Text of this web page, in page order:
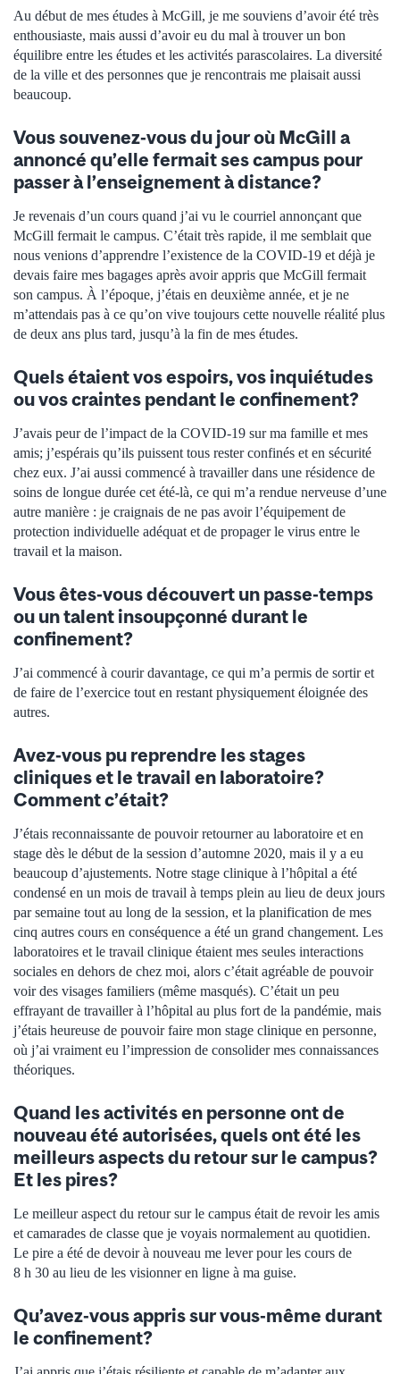
Au début de mes études à McGill, je me souviens d’avoir été très
enthousiaste, mais aussi d’avoir eu du mal à trouver un bon
équilibre entre les études et les activités parascolaires. La diversité
de la ville et des personnes que je rencontrais me plaisait aussi
beaucoup.
Vous souvenez-vous du jour où McGill a
annoncé qu’elle fermait ses campus pour
passer à l’enseignement à distance?
Je revenais d’un cours quand j’ai vu le courriel annonçant que
McGill fermait le campus. C’était très rapide, il me semblait que
nous venions d’apprendre l’existence de la COVID-19 et déjà je
devais faire mes bagages après avoir appris que McGill fermait
son campus. À l’époque, j’étais en deuxième année, et je ne
m’attendais pas à ce qu’on vive toujours cette nouvelle réalité plus
de deux ans plus tard, jusqu’à la fin de mes études.
Quels étaient vos espoirs, vos inquiétudes
ou vos craintes pendant le confinement?
J’avais peur de l’impact de la COVID-19 sur ma famille et mes
amis; j’espérais qu’ils puissent tous rester confinés et en sécurité
chez eux. J’ai aussi commencé à travailler dans une résidence de
soins de longue durée cet été-là, ce qui m’a rendue nerveuse d’une
autre manière : je craignais de ne pas avoir l’équipement de
protection individuelle adéquat et de propager le virus entre le
travail et la maison.
Vous êtes-vous découvert un passe-temps
ou un talent insoupçonné durant le
confinement?
J’ai commencé à courir davantage, ce qui m’a permis de sortir et
de faire de l’exercice tout en restant physiquement éloignée des
autres.
Avez-vous pu reprendre les stages
cliniques et le travail en laboratoire?
Comment c’était?
J’étais reconnaissante de pouvoir retourner au laboratoire et en
stage dès le début de la session d’automne 2020, mais il y a eu
beaucoup d’ajustements. Notre stage clinique à l’hôpital a été
condensé en un mois de travail à temps plein au lieu de deux jours
par semaine tout au long de la session, et la planification de mes
cinq autres cours en conséquence a été un grand changement. Les
laboratoires et le travail clinique étaient mes seules interactions
sociales en dehors de chez moi, alors c’était agréable de pouvoir
voir des visages familiers (même masqués). C’était un peu
effrayant de travailler à l’hôpital au plus fort de la pandémie, mais
j’étais heureuse de pouvoir faire mon stage clinique en personne,
où j’ai vraiment eu l’impression de consolider mes connaissances
théoriques.
Quand les activités en personne ont de
nouveau été autorisées, quels ont été les
meilleurs aspects du retour sur le campus?
Et les pires?
Le meilleur aspect du retour sur le campus était de revoir les amis
et camarades de classe que je voyais normalement au quotidien.
Le pire a été de devoir à nouveau me lever pour les cours de
8 h 30 au lieu de les visionner en ligne à ma guise.
Qu’avez-vous appris sur vous-même durant
le confinement?